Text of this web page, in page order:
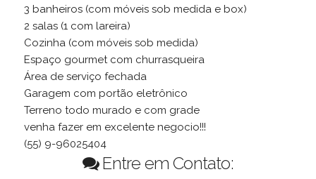
3 banheiros (com móveis sob medida e box)
2 salas (1 com lareira)
Cozinha (com móveis sob medida)
Espaço gourmet com churrasqueira
Área de serviço fechada
Garagem com portão eletrônico
Terreno todo murado e com grade
venha fazer em excelente negocio!!!
(55) 9-96025404
Entre em Contato: